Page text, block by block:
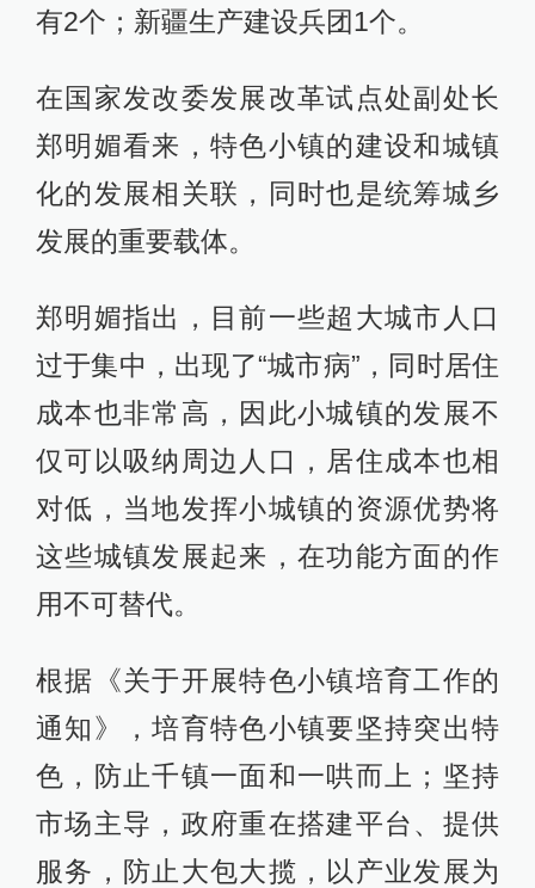
有2个；新疆生产建设兵团1个。
在国家发改委发展改革试点处副处长
郑明媚看来，特色小镇的建设和城镇
化的发展相关联，同时也是统筹城乡
发展的重要载体。
郑明媚指出，目前一些超大城市人口
过于集中，出现了“城市病”，同时居住
成本也非常高，因此小城镇的发展不
仅可以吸纳周边人口，居住成本也相
对低，当地发挥小城镇的资源优势将
这些城镇发展起来，在功能方面的作
用不可替代。
根据《关于开展特色小镇培育工作的
通知》，培育特色小镇要坚持突出特
色，防止千镇一面和一哄而上；坚持
市场主导，政府重在搭建平台、提供
服务，防止大包大揽，以产业发展为